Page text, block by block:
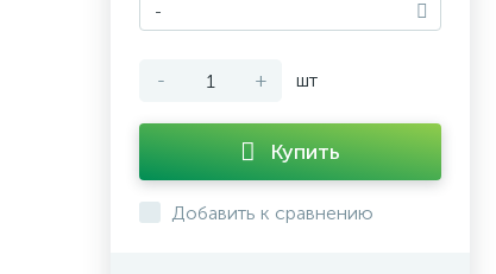
-
- + шт
Купить
Добавить к сравнению